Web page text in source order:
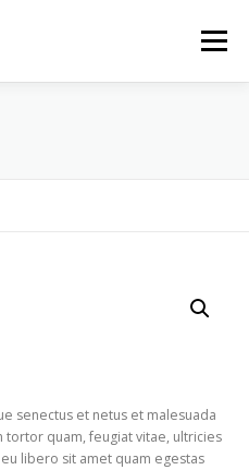
Menu
senectus et netus et malesuada
tortor quam, feugiat vitae, ultricies
libero sit amet quam egestas